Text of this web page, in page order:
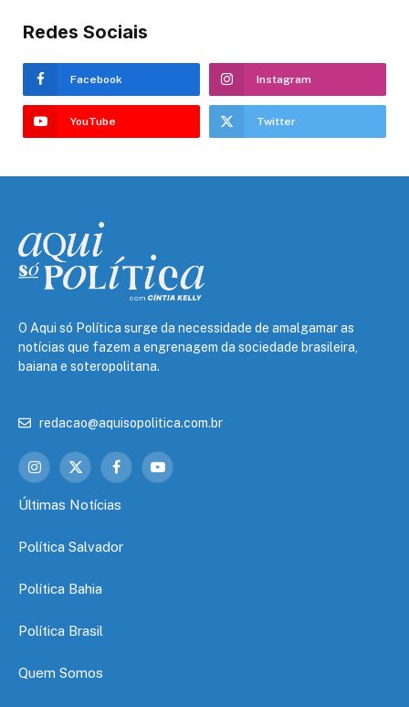
Redes Sociais
Facebook Instagram
YouTube Twitter
O Aqui só Política surge da necessidade de amalgamar as
notícias que fazem a engrenagem da sociedade brasileira,
baiana e soteropolitana.
redacao@aquisopolitica.com.br
Instagram
X
FacebookYouTube
Últimas Notícias
Política Salvador
Política Bahia
Política Brasil
Quem Somos